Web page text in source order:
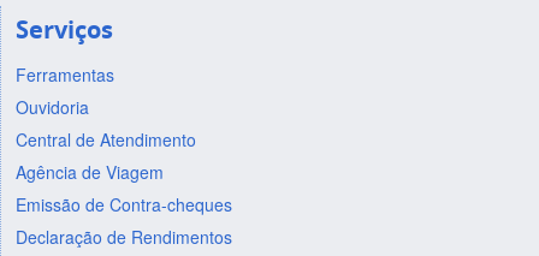
Serviços
Ferramentas
Ouvidoria
Central de Atendimento
Agência de Viagem
Emissão de Contra-cheques
Declaração de Rendimentos